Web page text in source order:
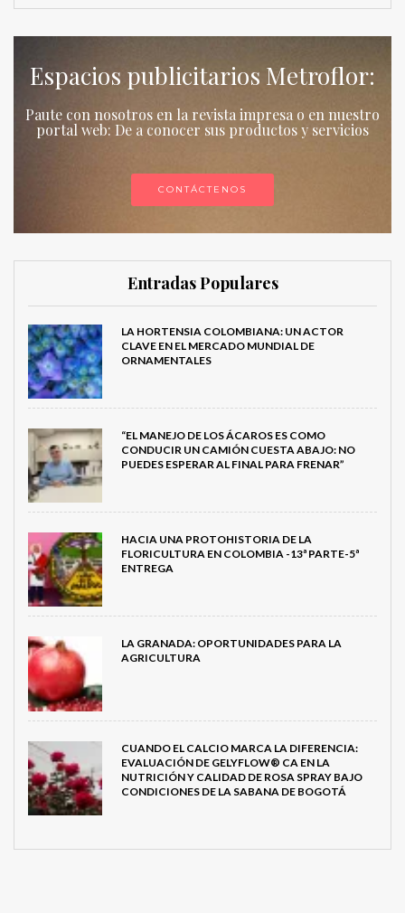
Espacios publicitarios Metroflor:
Paute con nosotros en la revista impresa o en nuestro
portal web: De a conocer sus productos y servicios
CONTÁCTENOS
Entradas Populares
LA HORTENSIA COLOMBIANA: UN ACTOR
CLAVE EN EL MERCADO MUNDIAL DE
ORNAMENTALES
“EL MANEJO DE LOS ÁCAROS ES COMO
CONDUCIR UN CAMIÓN CUESTA ABAJO: NO
PUEDES ESPERAR AL FINAL PARA FRENAR”
HACIA UNA PROTOHISTORIA DE LA
FLORICULTURA EN COLOMBIA -13ª PARTE-5ª
ENTREGA
LA GRANADA: OPORTUNIDADES PARA LA
AGRICULTURA
CUANDO EL CALCIO MARCA LA DIFERENCIA:
EVALUACIÓN DE GELYFLOW® CA EN LA
NUTRICIÓN Y CALIDAD DE ROSA SPRAY BAJO
CONDICIONES DE LA SABANA DE BOGOTÁ